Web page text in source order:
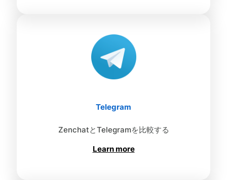
Telegram
ZenchatとTelegramを比較する
Learn more